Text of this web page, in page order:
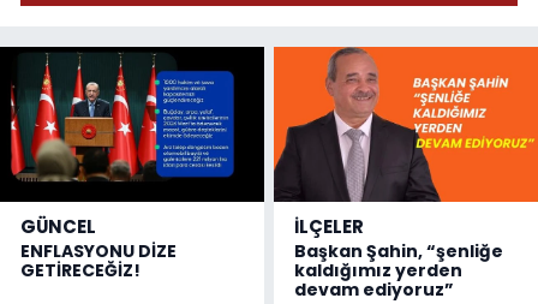
GÜNCEL
ENFLASYONU DİZE
GETİRECEĞİZ!
İLÇELER
Başkan Şahin, “şenliğe
kaldığımız yerden
devam ediyoruz”